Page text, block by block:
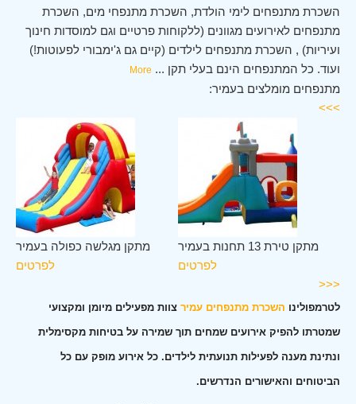
השכרת מתנפחים לימי הולדת, השכרת מתנפחי מים, השכרת
מתנפחים לאירועים מגוונים (ללקוחות פרטיים וגם למוסדות חינוך
ועיריות) , השכרת מתנפחים לילדים (קיים גם ג'ימבורי לפעוטות!)
ועוד. כל המתנפחים הינם בעלי תקן ...
More
מתנפחים מומלצים בעמיר:
>>>
מתקן מגלשה כפולה בעמיר
לפרטים
מתקן טירת 13 תחנות בעמיר
לפרטים
<<<
לטרמפולינו השכרת מתנפחים עמיר צוות מפעילים מיומן ומקצועי
שמטרתו להפיק אירועים שמחים תוך שמירה על בטיחות מקסימלית
ונתינת מענה לפעילות תנועתית לילדים. כל אירוע מופק עם כל
הביטוחים והאישורים הנדרשים.